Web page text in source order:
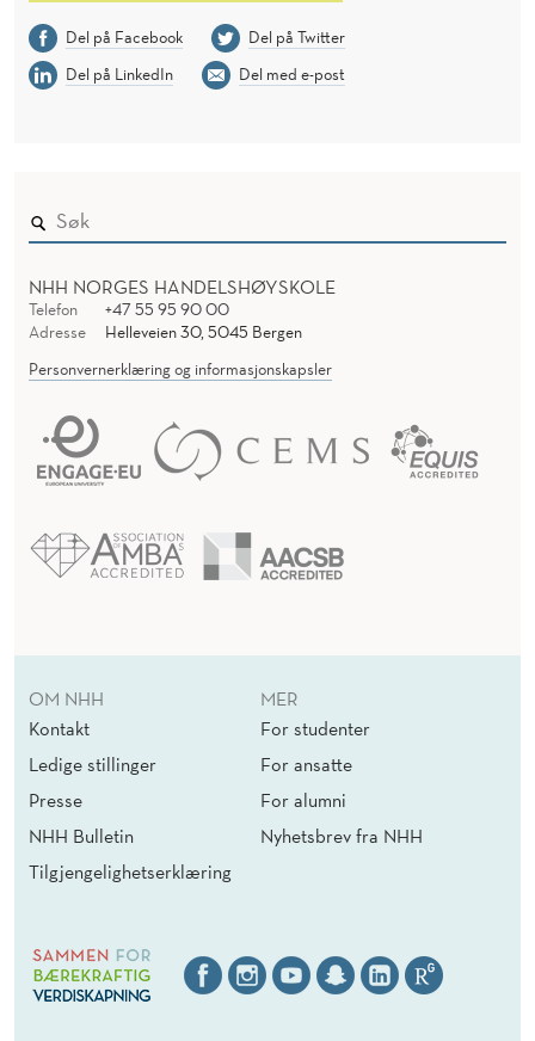
Del på Facebook
Del på Twitter
Del på LinkedIn
Del med e-post
NHH NORGES HANDELSHØYSKOLE
Telefon
+47 55 95 90 00
Adresse
Helleveien 30, 5045 Bergen
Personvernerklæring og informasjonskapsler
OM NHH
Kontakt
Ledige stillinger
Presse
NHH Bulletin
Tilgjengelighetserklæring
MER
For studenter
For ansatte
For alumni
Nyhetsbrev fra NHH